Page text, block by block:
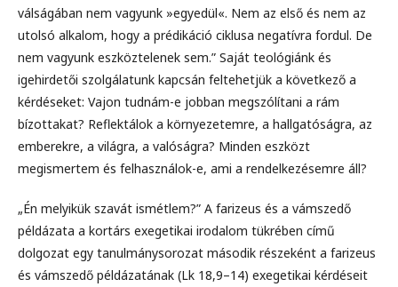
válságában nem vagyunk »egyedül«. Nem az első és nem az
utolsó alkalom, hogy a prédikáció ciklusa negatívra fordul. De
nem vagyunk eszköztelenek sem.” Saját teológiánk és
igehirdetői szolgálatunk kapcsán feltehetjük a következő a
kérdéseket: Vajon tudnám-e jobban megszólítani a rám
bízottakat? Reflektálok a környezetemre, a hallgatóságra, az
emberekre, a világra, a valóságra? Minden eszközt
megismertem és felhasználok-e, ami a rendelkezésemre áll?
„Én melyikük szavát ismétlem?” A farizeus és a vámszedő
példázata a kortárs exegetikai irodalom tükrében című
dolgozat egy tanulmánysorozat második részeként a farizeus
és vámszedő példázatának (Lk 18,9–14) exegetikai kérdéseit